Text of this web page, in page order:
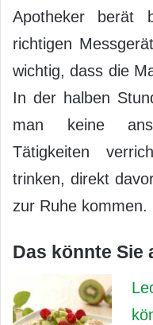
Apotheker berät
richtigen
wichtig, dass die
In der halben
man keine
Tätigkeiten
trinken, direkt
zur Ruhe kommen.
Das könnte Sie